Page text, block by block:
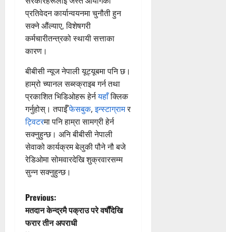
प्रतिवेदन कार्यान्वयनमा चुनौती हुन
सक्ने औंल्याए, विशेषगरी
कर्मचारीतन्त्रको स्थायी सत्ताका
कारण।
बीबीसी न्यूज नेपाली यूट्यूबमा पनि छ।
हाम्रो च्यानल सब्स्क्राइब गर्न तथा
प्रकाशित भिडिओहरू हेर्नयहाँक्लिक
गर्नुहोस्। तपाईँफेसबुक,इन्स्टाग्रामर
ट्विटरमा पनि हाम्रा सामग्री हेर्न
सक्नुहुन्छ। अनि बीबीसी नेपाली
सेवाको कार्यक्रम बेलुकी पौने नौ बजे
रेडिओमा सोमवारदेखि शुक्रवारसम्म
सुन्न सक्नुहुन्छ।
P
o
Previous:
मतदान केन्द्रमै पक्राउ परे वर्षौंदेखि
फरार तीन अपराधी